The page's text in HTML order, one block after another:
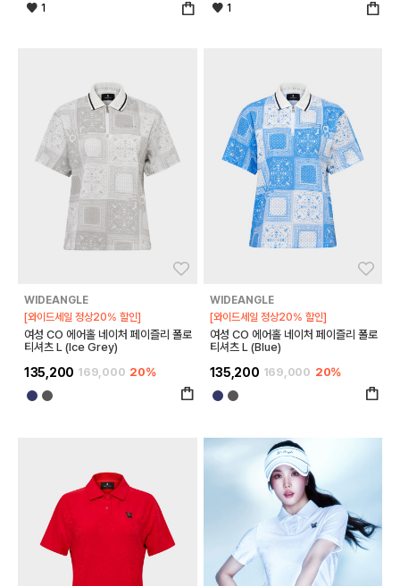
1 1
WIDEANGLE
[와이드세일 정상20% 할인]
여성 CO 에어홀 네이처 페이즐리 폴로
티셔츠 L (Ice Grey)
135,200 169,000 20%
WIDEANGLE
[와이드세일 정상20% 할인]
여성 CO 에어홀 네이처 페이즐리 폴로
티셔츠 L (Blue)
135,200 169,000 20%